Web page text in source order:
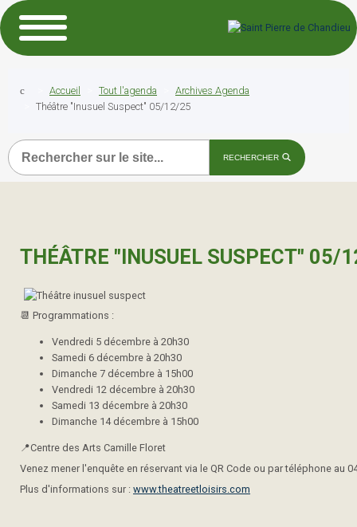
Accueil Tout l'agenda
Archives Agenda
Théâtre "Inusuel Suspect" 05/12/25
Recherche
RECHERCHER
THÉÂTRE "INUSUEL SUSPECT" 05/
📆 Programmations :
Vendredi 5 décembre à 20h30
Samedi 6 décembre à 20h30
Dimanche 7 décembre à 15h00
Vendredi 12 décembre à 20h30
Samedi 13 décembre à 20h30
Dimanche 14 décembre à 15h00
📍Centre des Arts Camille Floret
Venez mener l'enquête en réservant via le QR Code ou par téléphone au
Plus d'informations sur : www.theatreetloisirs.com